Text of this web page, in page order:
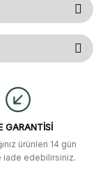
ve diğer konularda
tarafımıza
GARANTİSİ
ürünleri 14 gün
iade edebilirsiniz.